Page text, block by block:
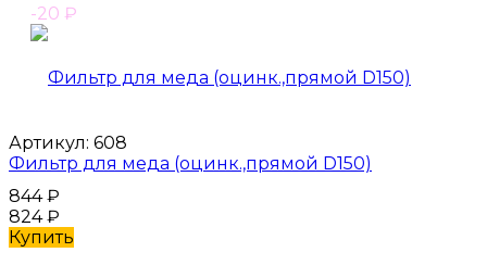
-20 ₽
Артикул: 608
Фильтр для меда (оцинк.,прямой D150)
844₽
824₽
Купить